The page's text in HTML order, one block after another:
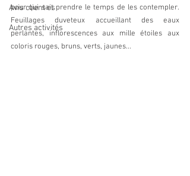
Avis client·es
Autres activités
pour qui sait prendre le temps de les contempler.
Feuillages duveteux accueillant des eaux
perlantes, inflorescences aux mille étoiles aux
coloris rouges, bruns, verts, jaunes...